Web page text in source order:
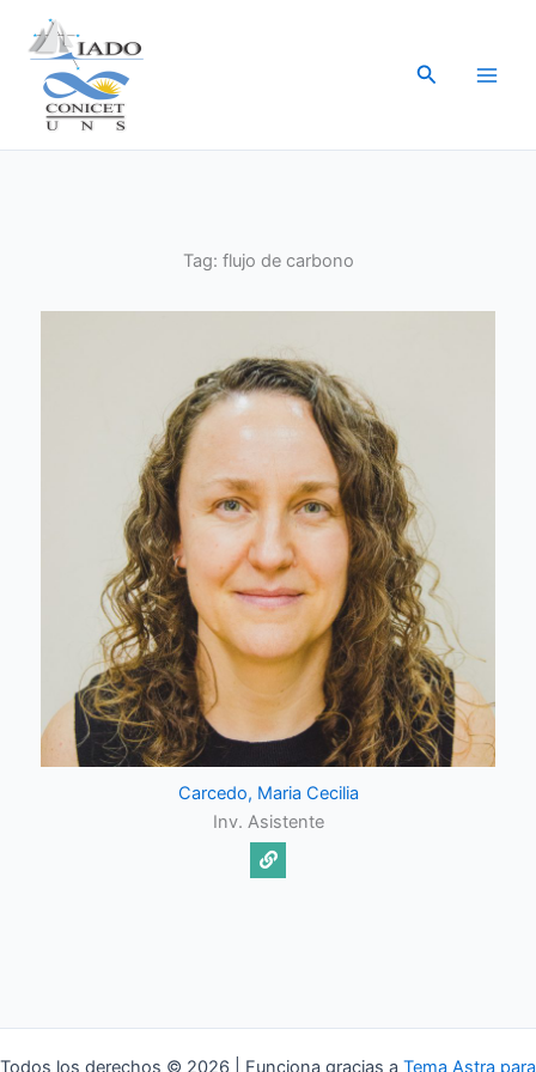
contenido
Buscar
Tag: flujo de carbono
Carcedo, Maria Cecilia
Inv. Asistente
Todos los derechos © 2026 | Funciona gracias a Tema Astra para